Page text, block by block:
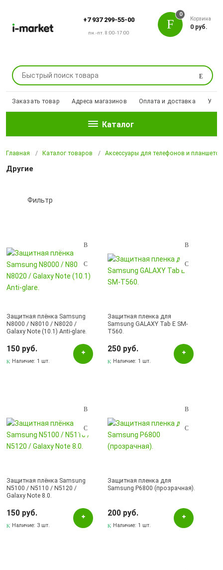
+7 937 299-55-00
пн.-пт. 8:00-17:00
Поиск
0
Корзина
0 руб.
Заказать товар Адреса магазинов Оплата и доставка
Каталог
Главная Каталог товаров Аксессуары для телефонов и планшетов
Другие
Фильтр
Розничная цена
Наличие в магазинах
Pаспределительный центр
Защитная плёнка Samsung
N8000 / N8010 / N8020 /
Galaxy Note (10.1) Anti-glare.
150 руб.
Наличие: 1 шт.
Защитная пленка для
Samsung GALAXY Tab E SM-
T560.
250 руб.
Наличие: 1 шт.
Защитная плёнка Samsung
N5100 / N5110 / N5120 /
Galaxy Note 8.0.
150 руб.
Наличие: 3 шт.
Защитная пленка для
Samsung P6800 (прозрачная).
200 руб.
Наличие: 1 шт.